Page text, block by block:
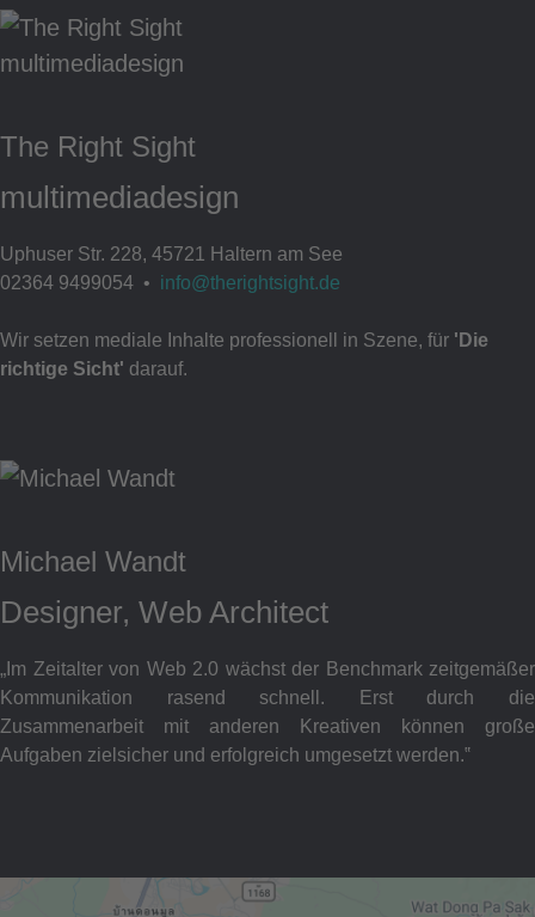
The Right Sight
multimediadesign
Uphuser Str. 228, 45721 Haltern am See
02364 9499054 • info@therightsight.de
Wir setzen mediale Inhalte professionell in Szene, für 'Die
richtige Sicht' darauf.
Michael Wandt
Designer, Web Architect
„Im Zeitalter von Web 2.0 wächst der Benchmark zeitgemäßer
Kommunikation rasend schnell. Erst durch die
Zusammenarbeit mit anderen Kreativen können große
Aufgaben zielsicher und erfolgreich umgesetzt werden.‟